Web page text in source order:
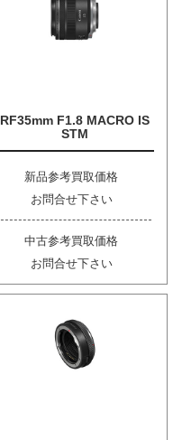
RF35mm F1.8 MACRO IS
STM
新品参考買取価格
お問合せ下さい
中古参考買取価格
お問合せ下さい